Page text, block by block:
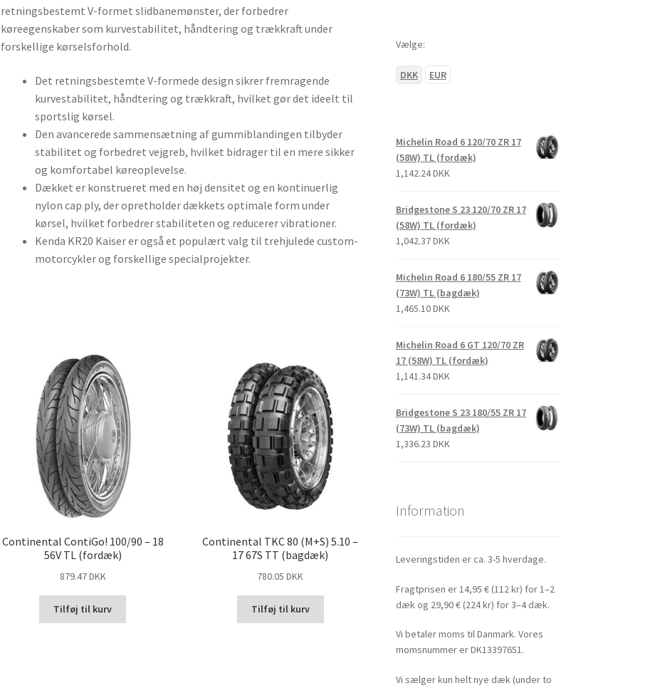
retningsbestemt V-formet slidbanemønster, der forbedrer
køreegenskaber som kurvestabilitet, håndtering og trækkraft under
forskellige kørselsforhold.
Det retningsbestemte V-formede design sikrer fremragende
kurvestabilitet, håndtering og trækkraft, hvilket gør det ideelt til
sportslig kørsel.
Den avancerede sammensætning af gummiblandingen tilbyder
stabilitet og forbedret vejgreb, hvilket bidrager til en mere sikker
og komfortabel køreoplevelse.
Dækket er konstrueret med en høj densitet og en kontinuerlig
nylon cap ply, der opretholder dækkets optimale form under
kørsel, hvilket forbedrer stabiliteten og reducerer vibrationer.
Kenda KR20 Kaiser er også et populært valg til trehjulede custom-
motorcykler og forskellige specialprojekter.
Continental ContiGo! 100/90 – 18
56V TL (fordæk)
879.47 DKK
Tilføj til kurv
Continental TKC 80 (M+S) 5.10 –
17 67S TT (bagdæk)
780.05 DKK
Tilføj til kurv
Vælge:
DKK EUR
Michelin Road 6 120/70 ZR 17
(58W) TL (fordæk)
1,142.24 DKK
Bridgestone S 23 120/70 ZR 17
(58W) TL (fordæk)
1,042.37 DKK
Michelin Road 6 180/55 ZR 17
(73W) TL (bagdæk)
1,465.10 DKK
Michelin Road 6 GT 120/70 ZR
17 (58W) TL (fordæk)
1,141.34 DKK
Bridgestone S 23 180/55 ZR 17
(73W) TL (bagdæk)
1,336.23 DKK
Information
Leveringstiden er ca. 3-5 hverdage.
Fragtprisen er 14,95 € (112 kr) for 1–2
dæk og 29,90 € (224 kr) for 3–4 dæk.
Vi betaler moms til Danmark. Vores
momsnummer er DK13397651.
Vi sælger kun helt nye dæk (under to